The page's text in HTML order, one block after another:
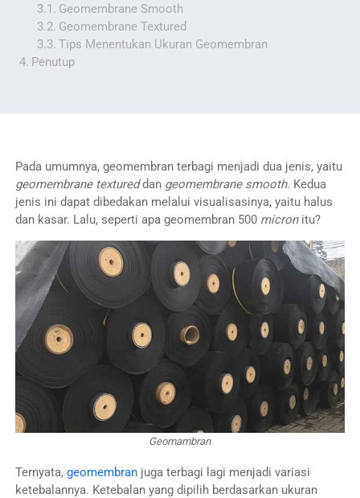
Geomembrane Smooth
Geomembrane Textured
Tips Menentukan Ukuran Geomembran
Penutup
Pada umumnya, geomembran terbagi menjadi dua jenis, yaitu
geomembrane textureddan geomembrane smooth. Kedua
jenis ini dapat dibedakan melalui visualisasinya, yaitu halus
dan kasar. Lalu, seperti apa geomembran 500 micronitu?
Geomambran
Ternyata, geomembranjuga terbagi lagi menjadi variasi
ketebalannya. Ketebalan yang dipilih berdasarkan ukuran